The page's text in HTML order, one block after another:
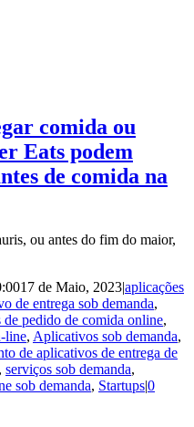
comida ou
Eats podem
de comida na
ou antes do fim do maior,
17 de Maio, 2023|aplicações
de entrega sob demanda,
de pedido de comida online,
line, Aplicativos sob demanda,
de aplicativos de entrega de
, serviços sob demanda,
sob demanda, Startups|0